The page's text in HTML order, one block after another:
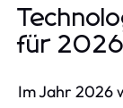
für 2026
Im Jahr 2026